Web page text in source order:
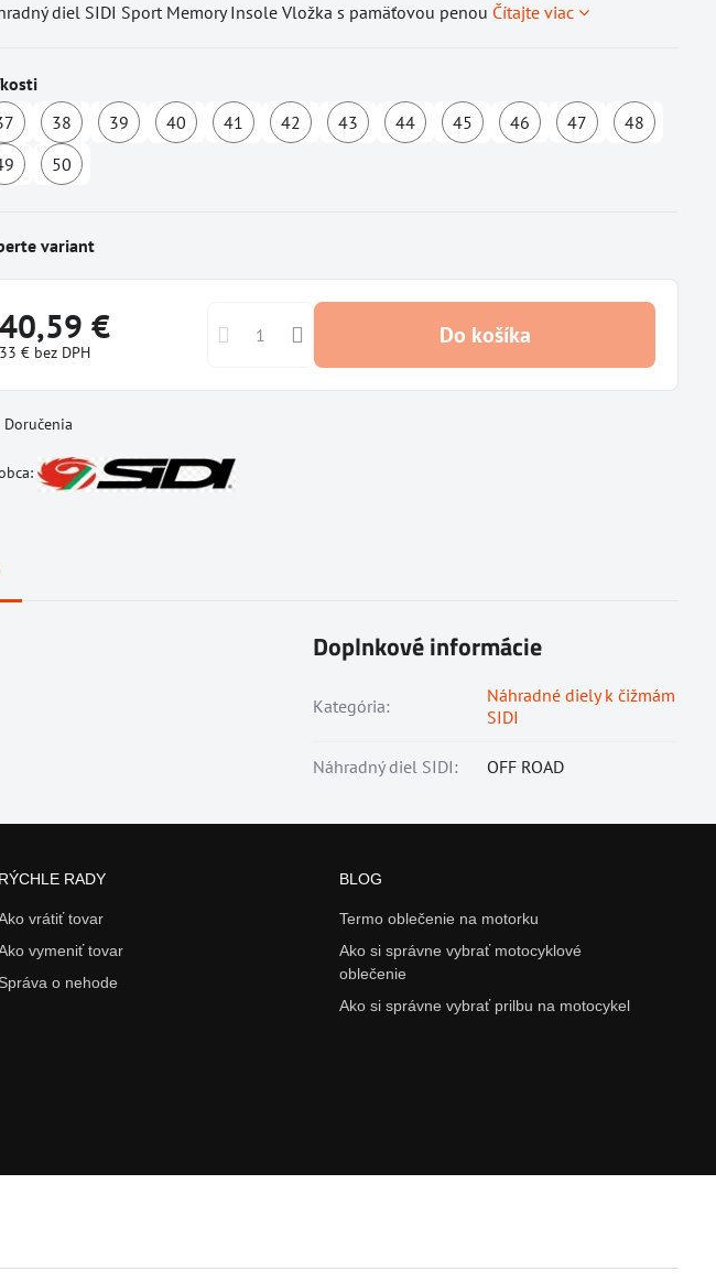
diel SIDI Sport Memory Insole Vložka s pamäťovou penou Čítajte viac
Dostupné
u
38
39
40
41
42
43
44
45
46
47
48
dodávateľa
50
variant
40,59 €
33 € bez DPH
Do košíka
Doručenia
Doplnkové informácie
Kategória:
Náhradné diely k čižmám
SIDI
Náhradný diel SIDI: OFF ROAD
RÝCHLE RADY
vrátiť tovar
vymeniť tovar
Správa o nehode
BLOG
Termo oblečenie na motorku
Ako si správne vybrať motocyklové
oblečenie
Ako si správne vybrať prilbu na motocykel